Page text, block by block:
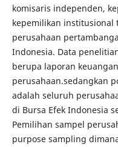
komisaris independen,
kepemilikan institusional
perusahaan
Indonesia. Data
berupa laporan
perusahaan.sedangkan
adalah seluruh
di Bursa Efek Indonesia
Pemilihan sampel
purpose sampling